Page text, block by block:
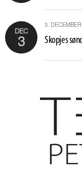
DEC
3
3.
Skopjes